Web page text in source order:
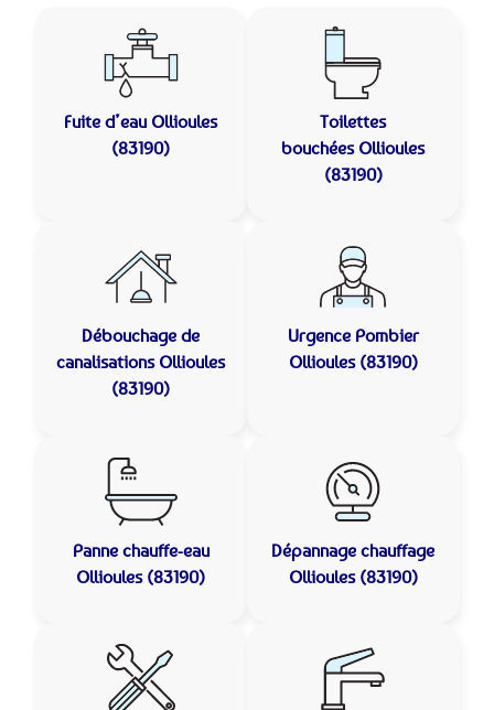
Fuite d’eau Ollioules
(83190)
Toilettes
bouchées Ollioules
(83190)
Débouchage de
canalisations Ollioules
(83190)
Urgence Pombier
Ollioules (83190)
Panne chauffe-eau
Ollioules (83190)
Dépannage chauffage
Ollioules (83190)